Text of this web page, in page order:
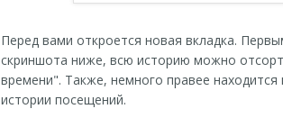
Перед вами откроется новая вкладка.
скриншота ниже, всю историю можно
времени". Также, немного правее
истории посещений.